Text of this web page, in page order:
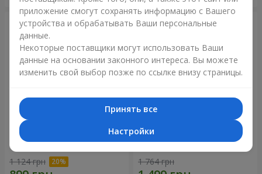
Букет "Времена года"
1 124 грн
Букет из 21 кремовой розы
1 764 грн
приложение смогут сохранять информацию с Вашего
устройства и обрабатывать Ваши персональные
данные.
Некоторые поставщики могут использовать Ваши
данные на основании законного интереса. Вы можете
изменить свой выбор позже по ссылке внизу страницы.
Принять все
Настройки